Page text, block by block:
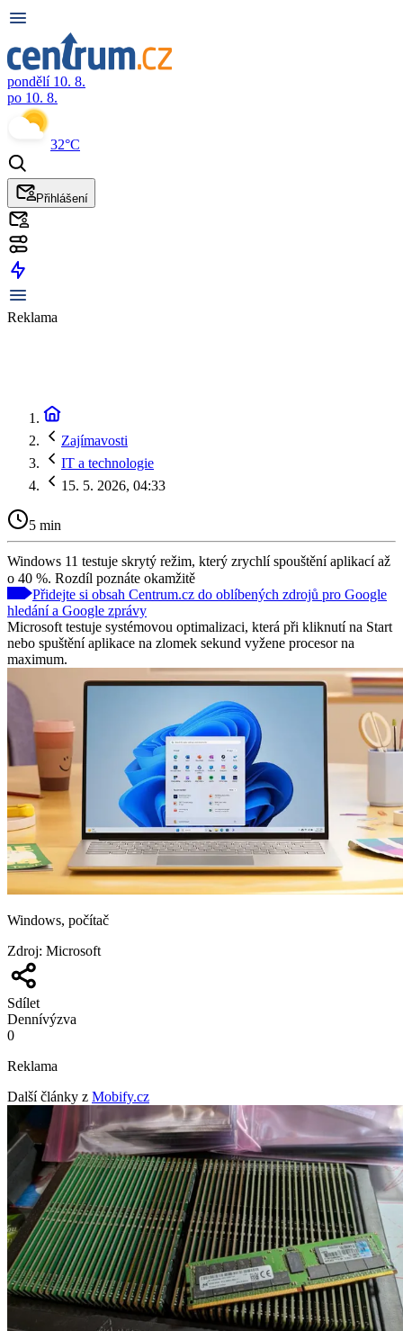
pondělí 10. 8.
po 10. 8.
32°C
Přihlášení
Reklama
Zajímavosti
IT a technologie
15. 5. 2026, 04:33
5 min
Windows 11 testuje skrytý režim, který zrychlí spouštění aplikací až
o 40 %. Rozdíl poznáte okamžitě
Přidejte si obsah Centrum.cz do oblíbených zdrojů pro Google
hledání a Google zprávy
Microsoft testuje systémovou optimalizaci, která při kliknutí na Start
nebo spuštění aplikace na zlomek sekund vyžene procesor na
maximum.
Windows, počítač
Zdroj: Microsoft
Sdílet
Dennívýzva
0
Reklama
Další články z Mobify.cz